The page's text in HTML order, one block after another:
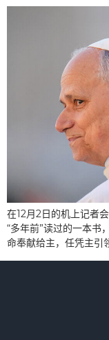
在12月2日的机上记者
“多年前”读过的一本书
命奉献给主，任凭主引